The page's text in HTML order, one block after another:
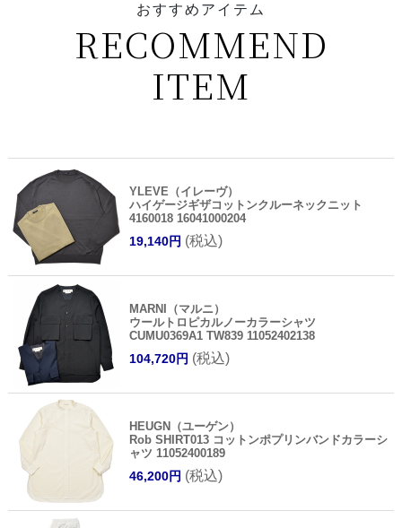
おすすめアイテム
RECOMMEND
ITEM
YLEVE（イレーヴ）
ハイゲージギザコットンクルーネックニット
4160018 16041000204
19,140円 (税込)
MARNI（マルニ）
ウールトロピカルノーカラーシャツ
CUMU0369A1 TW839 11052402138
104,720円 (税込)
HEUGN（ユーゲン）
Rob SHIRT013 コットンポプリンバンドカラーシ
ャツ 11052400189
46,200円 (税込)